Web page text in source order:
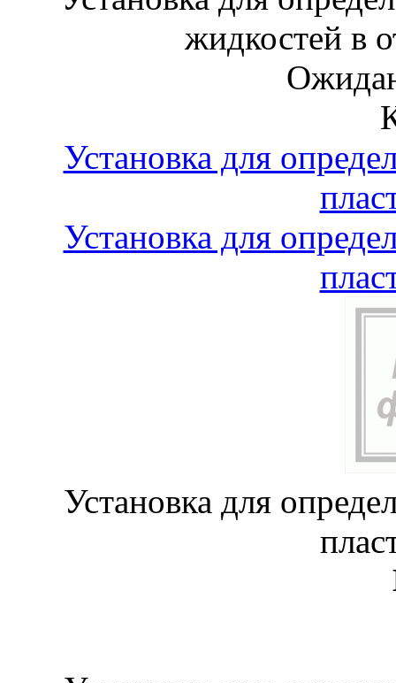
жидкостей в
Установка для
Установка для
Установка для